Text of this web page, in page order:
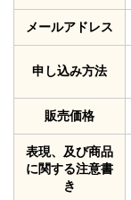
メールアドレス
申し込み方法
販売価格
表現、及び商品
に関する注意書
き